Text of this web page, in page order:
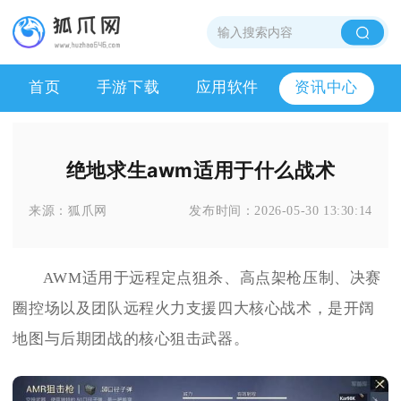
首页 手游下载 应用软件 资讯中心
绝地求生awm适用于什么战术
来源：狐爪网 发布时间：2026-05-30 13:30:14
AWM适用于远程定点狙杀、高点架枪压制、决赛
圈控场以及团队远程火力支援四大核心战术，是开阔
地图与后期团战的核心狙击武器。